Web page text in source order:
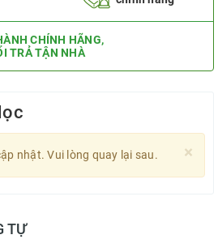
CHÍNH HÃNG,
TRẢ TẬN NHÀ
×
nhật. Vui lòng quay lại sau.
TỰ